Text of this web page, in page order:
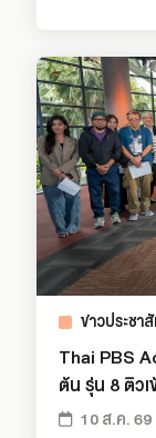
ข่าวประชา
Thai PBS
ต้น รุ่น 8 ติว
10 ส.ค. 69